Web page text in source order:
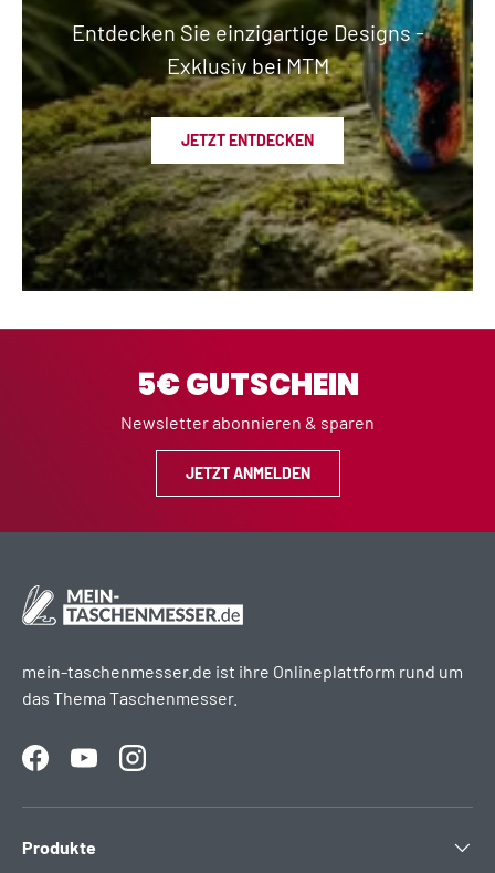
Entdecken Sie einzigartige Designs -
Exklusiv bei MTM
JETZT ENTDECKEN
5€ GUTSCHEIN
Newsletter abonnieren & sparen
JETZT ANMELDEN
mein-taschenmesser.de ist ihre Onlineplattform rund um
das Thema Taschenmesser.
FacebookYouTubeInstagram
Produkte